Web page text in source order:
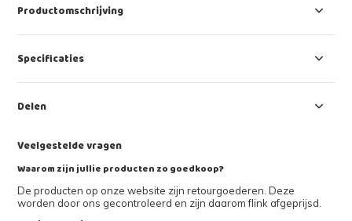
Productomschrijving
Specificaties
Delen
Veelgestelde vragen
Waarom zijn jullie producten zo goedkoop?
De producten op onze website zijn retourgoederen. Deze
worden door ons gecontroleerd en zijn daarom flink afgeprijsd.